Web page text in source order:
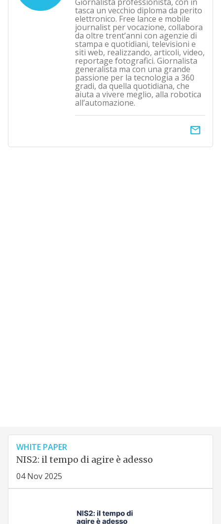
tasca un vecchio diploma da perito
elettronico. Free lance e mobile
journalist per vocazione, collabora
da oltre trent’anni con agenzie di
stampa e quotidiani, televisioni e
siti web, realizzando, articoli, video,
reportage fotografici. Giornalista
generalista ma con una grande
passione per la tecnologia a 360
gradi, da quella quotidiana, che
aiuta a vivere meglio, alla robotica
all’automazione.
email
WHITE PAPER
NIS2: il tempo di agire è adesso
04 Nov 2025